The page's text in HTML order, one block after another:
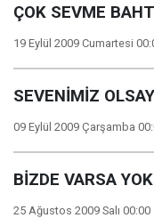
ÇOK SEVME
19 Eylül 2009 Cumartesi
SEVENİMİZ
09 Eylül 2009 Çarşamba
BİZDE VARSA
25 Ağustos 2009 Salı 00:00